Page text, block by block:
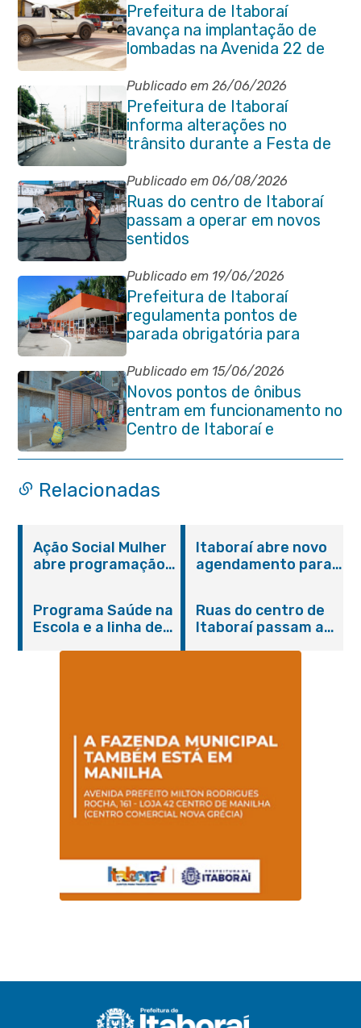
Prefeitura de Itaboraí
avança na implantação de
lombadas na Avenida 22 de
Maio para reforçar a
segurança no trânsito
Publicado em 26/06/2026
Prefeitura de Itaboraí
informa alterações no
trânsito durante a Festa de
São Pedro Apóstolo
Publicado em 06/08/2026
Ruas do centro de Itaboraí
passam a operar em novos
sentidos
Publicado em 19/06/2026
Prefeitura de Itaboraí
regulamenta pontos de
parada obrigatória para
transporte coletivo na
Avenida 22 de Maio
Publicado em 15/06/2026
Novos pontos de ônibus
entram em funcionamento no
Centro de Itaboraí e
garantem mais conforto à
população
Relacionadas
Ação Social Mulher
abre programação
serviços gratuitos e
orientações
Itaboraí abre novo
agendamento para
Programa Saúde na
Escola e a linha de
Magalhães Seabra
Ruas do centro de
Itaboraí passam a